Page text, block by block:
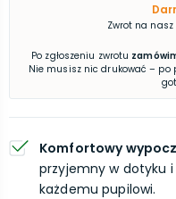
Zwrot na nasz
Po zgłoszeniu zwrotu
Nie musisz nic drukować – po
Komfortowy
przyjemny w dotyku
każdemu pupilowi.